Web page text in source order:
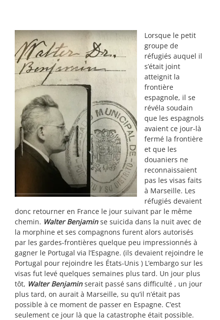
Lorsque le petit
groupe de
réfugiés auquel il
s’était joint
atteignit la
frontière
espagnole, il se
révéla soudain
que les espagnols
avaient ce jour-là
fermé la frontière
et que les
douaniers ne
reconnaissaient
pas les visas faits
à Marseille. Les
réfugiés devaient
donc retourner en France le jour suivant par le même
chemin. Walter Benjaminse suicida dans la nuit avec de
la morphine et ses compagnons furent alors autorisés
par les gardes-frontières quelque peu impressionnés à
gagner le Portugal via l’Espagne. (ils devaient rejoindre le
Portugal pour rejoindre les États-Unis ) L’embargo sur les
visas fut levé quelques semaines plus tard. Un jour plus
tôt, Walter Benjaminserait passé sans difficulté , un jour
plus tard, on aurait à Marseille, su qu’il n’était pas
possible à ce moment de passer en Espagne. C’est
seulement ce jour là que la catastrophe était possible.